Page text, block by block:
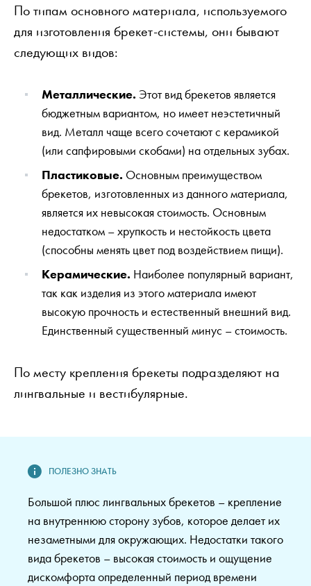
По типам основного материала, используемого
для изготовления брекет-системы, они бывают
следующих видов:
Металлические. Этот вид брекетов является
бюджетным вариантом, но имеет неэстетичный
вид. Металл чаще всего сочетают с керамикой
(или сапфировыми скобами) на отдельных зубах.
Пластиковые. Основным преимуществом
брекетов, изготовленных из данного материала,
является их невысокая стоимость. Основным
недостатком – хрупкость и нестойкость цвета
(способны менять цвет под воздействием пищи).
Керамические. Наиболее популярный вариант,
так как изделия из этого материала имеют
высокую прочность и естественный внешний вид.
Единственный существенный минус – стоимость.
По месту крепления брекеты подразделяют на
лингвальные и вестибулярные.
Большой плюс лингвальных брекетов – крепление
на внутреннюю сторону зубов, которое делает их
незаметными для окружающих. Недостатки такого
вида брекетов – высокая стоимость и ощущение
дискомфорта определенный период времени